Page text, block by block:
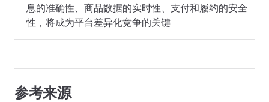
息的准确性、商品数据的实时性、支付和履约的安全
性，将成为平台差异化竞争的关键
参考来源